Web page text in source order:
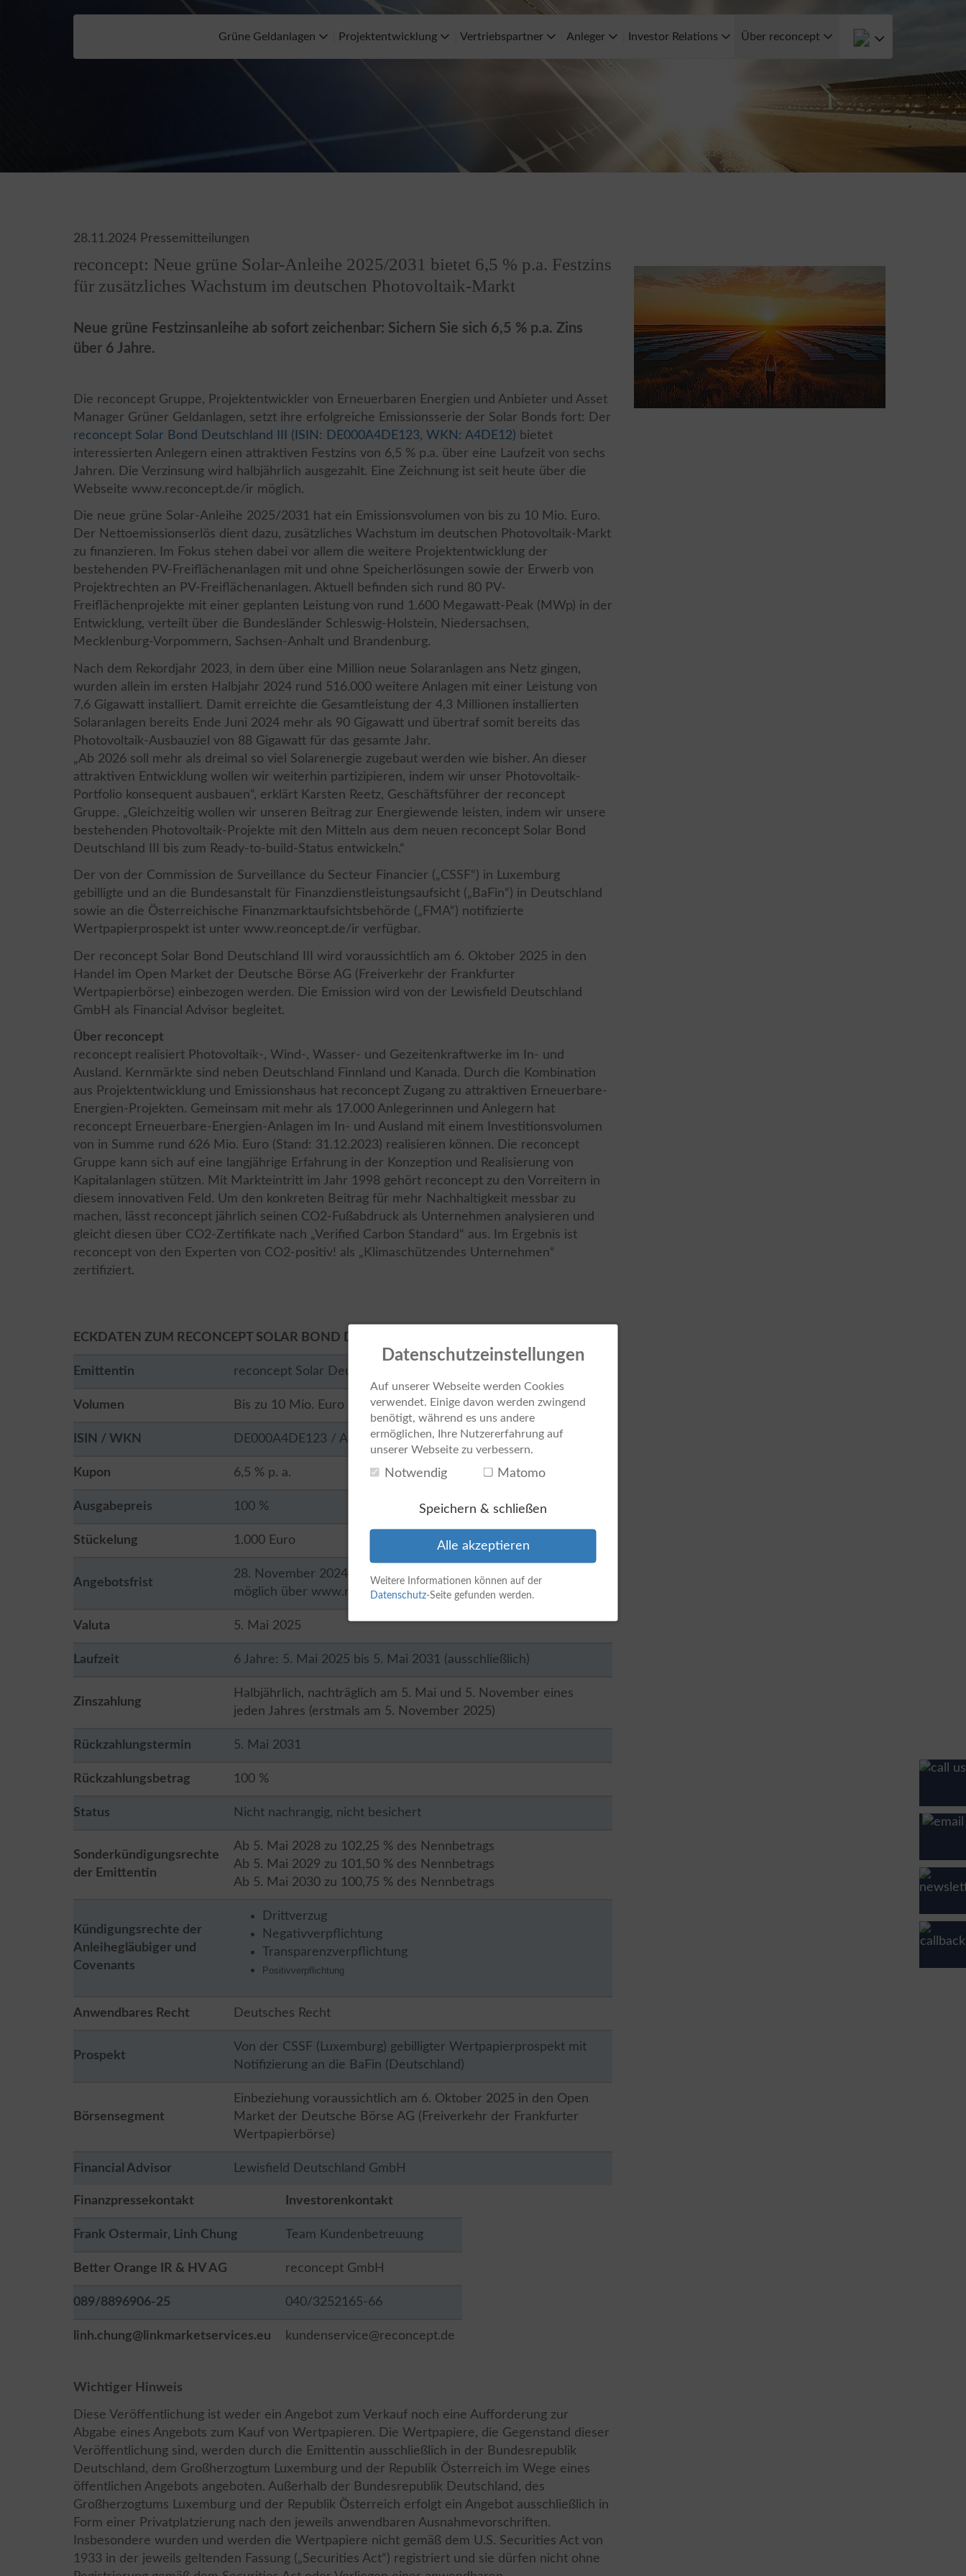
Grüne Geldanlagen Projektentwicklung Vertriebspartner Anleger Investor Relations Über reconcept
28.11.2024 Pressemitteilungen
reconcept: Neue grüne Solar-Anleihe 2025/2031 bietet 6,5 % p.a. Festzins
für zusätzliches Wachstum im deutschen Photovoltaik-Markt
Neue grüne Festzinsanleihe ab sofort zeichenbar: Sichern Sie sich 6,5 % p.a. Zins
über 6 Jahre.
Die reconcept Gruppe, Projektentwickler von Erneuerbaren Energien und Anbieter und Asset
Manager Grüner Geldanlagen, setzt ihre erfolgreiche Emissionsserie der Solar Bonds fort: Der
reconcept Solar Bond Deutschland III (ISIN: DE000A4DE123, WKN: A4DE12) bietet
interessierten Anlegern einen attraktiven Festzins von 6,5 % p.a. über eine Laufzeit von sechs
Jahren. Die Verzinsung wird halbjährlich ausgezahlt. Eine Zeichnung ist seit heute über die
Webseite www.reconcept.de/ir möglich.
Die neue grüne Solar-Anleihe 2025/2031 hat ein Emissionsvolumen von bis zu 10 Mio. Euro.
Der Nettoemissionserlös dient dazu, zusätzliches Wachstum im deutschen Photovoltaik-Markt
zu finanzieren. Im Fokus stehen dabei vor allem die weitere Projektentwicklung der
bestehenden PV-Freiflächenanlagen mit und ohne Speicherlösungen sowie der Erwerb von
Projektrechten an PV-Freiflächenanlagen. Aktuell befinden sich rund 80 PV-
Freiflächenprojekte mit einer geplanten Leistung von rund 1.600 Megawatt-Peak (MWp) in der
Entwicklung, verteilt über die Bundesländer Schleswig-Holstein, Niedersachsen,
Mecklenburg-Vorpommern, Sachsen-Anhalt und Brandenburg.
Nach dem Rekordjahr 2023, in dem über eine Million neue Solaranlagen ans Netz gingen,
wurden allein im ersten Halbjahr 2024 rund 516.000 weitere Anlagen mit einer Leistung von
7,6 Gigawatt installiert. Damit erreichte die Gesamtleistung der 4,3 Millionen installierten
Solaranlagen bereits Ende Juni 2024 mehr als 90 Gigawatt und übertraf somit bereits das
Photovoltaik-Ausbauziel von 88 Gigawatt für das gesamte Jahr.
„Ab 2026 soll mehr als dreimal so viel Solarenergie zugebaut werden wie bisher. An dieser
attraktiven Entwicklung wollen wir weiterhin partizipieren, indem wir unser Photovoltaik-
Portfolio konsequent ausbauen“, erklärt Karsten Reetz, Geschäftsführer der reconcept
Gruppe. „Gleichzeitig wollen wir unseren Beitrag zur Energiewende leisten, indem wir unsere
bestehenden Photovoltaik-Projekte mit den Mitteln aus dem neuen reconcept Solar Bond
Deutschland III bis zum Ready-to-build-Status entwickeln.“
Der von der Commission de Surveillance du Secteur Financier („CSSF“) in Luxemburg
gebilligte und an die Bundesanstalt für Finanzdienstleistungsaufsicht („BaFin“) in Deutschland
sowie an die Österreichische Finanzmarktaufsichtsbehörde („FMA“) notifizierte
Wertpapierprospekt ist unter www.reoncept.de/ir verfügbar.
Der reconcept Solar Bond Deutschland III wird voraussichtlich am 6. Oktober 2025 in den
Handel im Open Market der Deutsche Börse AG (Freiverkehr der Frankfurter
Wertpapierbörse) einbezogen werden. Die Emission wird von der Lewisfield Deutschland
GmbH als Financial Advisor begleitet.
Über reconcept
reconcept realisiert Photovoltaik-, Wind-, Wasser- und Gezeitenkraftwerke im In- und
Ausland. Kernmärkte sind neben Deutschland Finnland und Kanada. Durch die Kombination
aus Projektentwicklung und Emissionshaus hat reconcept Zugang zu attraktiven Erneuerbare-
Energien-Projekten. Gemeinsam mit mehr als 17.000 Anlegerinnen und Anlegern hat
reconcept Erneuerbare-Energien-Anlagen im In- und Ausland mit einem Investitionsvolumen
von in Summe rund 626 Mio. Euro (Stand: 31.12.2023) realisieren können. Die reconcept
Gruppe kann sich auf eine langjährige Erfahrung in der Konzeption und Realisierung von
Kapitalanlagen stützen. Mit Markteintritt im Jahr 1998 gehört reconcept zu den Vorreitern in
diesem innovativen Feld. Um den konkreten Beitrag für mehr Nachhaltigkeit messbar zu
machen, lässt reconcept jährlich seinen CO2-Fußabdruck als Unternehmen analysieren und
gleicht diesen über CO2-Zertifikate nach „Verified Carbon Standard“ aus. Im Ergebnis ist
reconcept von den Experten von CO2-positiv! als „Klimaschützendes Unternehmen“
zertifiziert.
ECKDATEN ZUM RECONCEPT SOLAR BOND DEUTSCHLAND III
Emittentin reconcept Solar Deutschland GmbH
Volumen Bis zu 10 Mio. Euro
ISIN / WKN DE000A4DE123 / A4DE12
Kupon 6,5 % p. a.
Ausgabepreis 100 %
Stückelung 1.000 Euro
Angebotsfrist
28. November 2024 bis 27. November 2025 (12 Uhr): Zeichnung
möglich über www.reconcept.de/ir
Valuta 5. Mai 2025
Laufzeit 6 Jahre: 5. Mai 2025 bis 5. Mai 2031 (ausschließlich)
Zinszahlung
Halbjährlich, nachträglich am 5. Mai und 5. November eines
jeden Jahres (erstmals am 5. November 2025)
Rückzahlungstermin 5. Mai 2031
Rückzahlungsbetrag 100 %
Status Nicht nachrangig, nicht besichert
Sonderkündigungsrechte
der Emittentin
Ab 5. Mai 2028 zu 102,25 % des Nennbetrags
Ab 5. Mai 2029 zu 101,50 % des Nennbetrags
Ab 5. Mai 2030 zu 100,75 % des Nennbetrags
Kündigungsrechte der
Anleihegläubiger und
Covenants
Drittverzug
Negativverpflichtung
Transparenzverpflichtung
Positivverpflichtung
Anwendbares Recht Deutsches Recht
Prospekt
Von der CSSF (Luxemburg) gebilligter Wertpapierprospekt mit
Notifizierung an die BaFin (Deutschland)
Börsensegment
Einbeziehung voraussichtlich am 6. Oktober 2025 in den Open
Market der Deutsche Börse AG (Freiverkehr der Frankfurter
Wertpapierbörse)
Financial Advisor Lewisfield Deutschland GmbH
Finanzpressekontakt Investorenkontakt
Frank Ostermair, Linh Chung Team Kundenbetreuung
Better Orange IR & HV AG reconcept GmbH
089/8896906-25 040/3252165-66
linh.chung@linkmarketservices.eu kundenservice@reconcept.de
Wichtiger Hinweis
Diese Veröffentlichung ist weder ein Angebot zum Verkauf noch eine Aufforderung zur
Abgabe eines Angebots zum Kauf von Wertpapieren. Die Wertpapiere, die Gegenstand dieser
Veröffentlichung sind, werden durch die Emittentin ausschließlich in der Bundesrepublik
Deutschland, dem Großherzogtum Luxemburg und der Republik Österreich im Wege eines
öffentlichen Angebots angeboten. Außerhalb der Bundesrepublik Deutschland, des
Großherzogtums Luxemburg und der Republik Österreich erfolgt ein Angebot ausschließlich in
Form einer Privatplatzierung nach den jeweils anwendbaren Ausnahmevorschriften.
Insbesondere wurden und werden die Wertpapiere nicht gemäß dem U.S. Securities Act von
1933 in der jeweils geltenden Fassung („Securities Act“) registriert und sie dürfen nicht ohne
Datenschutzeinstellungen
Auf unserer Webseite werden Cookies
verwendet. Einige davon werden zwingend
benötigt, während es uns andere
ermöglichen, Ihre Nutzererfahrung auf
unserer Webseite zu verbessern.
Notwendig Matomo
Speichern & schließen
Alle akzeptieren
Weitere Informationen können auf der
Datenschutz-Seite gefunden werden.